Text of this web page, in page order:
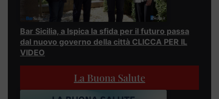
Bar Sicilia, a Ispica la sfida per il futuro passa
dal nuovo governo della città CLICCA PER IL
VIDEO
La Buona Salute